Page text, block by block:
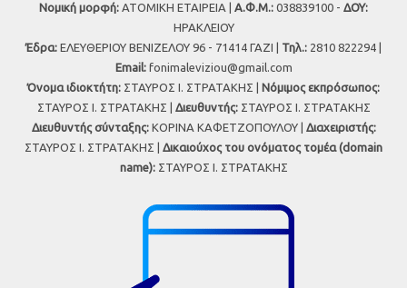
Νομική μορφή: ΑΤΟΜΙΚΗ ΕΤΑΙΡΕΙΑ | Α.Φ.Μ.: 038839100 - ΔΟΥ:
ΗΡΑΚΛΕΙΟΥ
Έδρα: ΕΛΕΥΘΕΡΙΟΥ ΒΕΝΙΖΕΛΟΥ 96 - 71414 ΓΑΖΙ | Τηλ.: 2810 822294 |
Εmail: fonimaleviziou@gmail.com
Όνομα ιδιοκτήτη: ΣΤΑΥΡΟΣ Ι. ΣΤΡΑΤΑΚΗΣ | Νόμιμος εκπρόσωπος:
ΣΤΑΥΡΟΣ Ι. ΣΤΡΑΤΑΚΗΣ | Διευθυντής:ΣΤΑΥΡΟΣ Ι. ΣΤΡΑΤΑΚΗΣ
Διευθυντής σύνταξης:ΚΟΡΙΝΑ ΚΑΦΕΤΖΟΠΟΥΛΟΥ | Διαχειριστής:
ΣΤΑΥΡΟΣ Ι. ΣΤΡΑΤΑΚΗΣ | Δικαιούχος του ονόματος τομέα (domain
name):ΣΤΑΥΡΟΣ Ι. ΣΤΡΑΤΑΚΗΣ